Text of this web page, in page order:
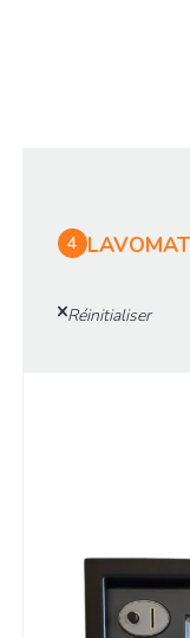
4
Réinitialiser